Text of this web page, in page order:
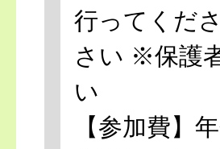
行ってくだ
さい ※保護
い
【参加費】